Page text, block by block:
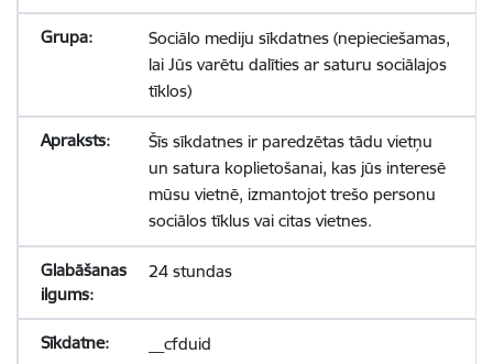
Sociālo mediju sīkdatnes (nepieciešamas,
lai Jūs varētu dalīties ar saturu sociālajos
tīklos)
Šīs sīkdatnes ir paredzētas tādu vietņu
un satura koplietošanai, kas jūs interesē
mūsu vietnē, izmantojot trešo personu
sociālos tīklus vai citas vietnes.
24 stundas
__cfduid